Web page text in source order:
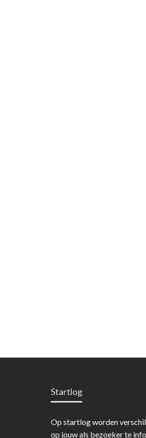
Startlog
Op startlog worden
op jouw als bezoeker te